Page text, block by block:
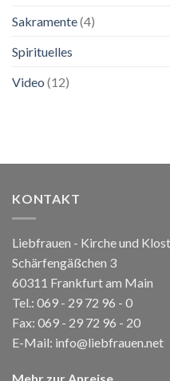
Sakramente(4)
Spirituelles
Video (12)
KONTAKT
Liebfrauen - Kirche und
Schärfengäßchen 3
60311 Frankfurt am Main
Tel.: 069 - 29 72 96 - 0
Fax: 069 - 29 72 96 - 20
E-Mail: info@liebfrauen.net